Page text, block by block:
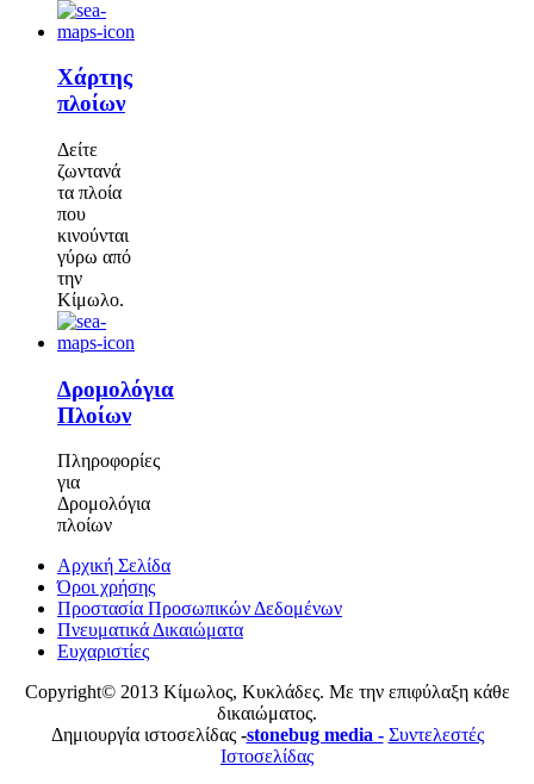
Χάρτης
πλοίων
Δείτε
ζωντανά
τα πλοία
που
κινούνται
γύρω από
την
Κίμωλο.
Δρομολόγια
Πλοίων
Πληροφορίες
για
Δρομολόγια
πλοίων
Αρχική Σελίδα
Όροι χρήσης
Προστασία Προσωπικών Δεδομένων
Πνευματικά Δικαιώματα
Ευχαριστίες
Copyright© 2013 Κίμωλος, Κυκλάδες. Με την επιφύλαξη κάθε
δικαιώματος.
Δημιουργία ιστοσελίδας-stonebug media - Συντελεστές
Ιστοσελίδας